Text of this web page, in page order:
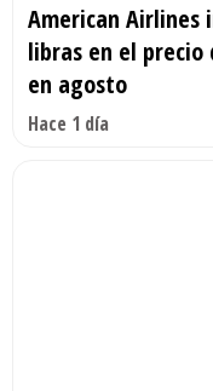
American Airlines
libras en el precio
en agosto
Hace 1 día